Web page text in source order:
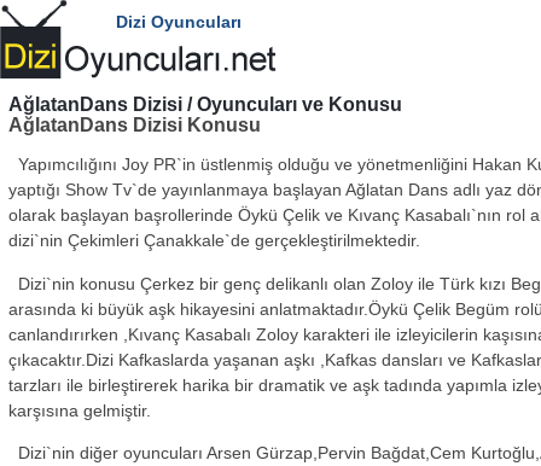
Dizi Oyuncuları
AğlatanDans Dizisi / Oyuncuları ve Konusu
AğlatanDans Dizisi Konusu
Yapımcılığını Joy PR`in üstlenmiş olduğu ve yönetmenliğini Hakan
yaptığı Show Tv`de yayınlanmaya başlayan Ağlatan Dans adlı yaz
olarak başlayan başrollerinde Öykü Çelik ve Kıvanç Kasabalı`nın rol
dizi`nin Çekimleri Çanakkale`de gerçekleştirilmektedir.
Dizi`nin konusu Çerkez bir genç delikanlı olan Zoloy ile Türk kızı
arasında ki büyük aşk hikayesini anlatmaktadır.Öykü Çelik Begüm
canlandırırken ,Kıvanç Kasabalı Zoloy karakteri ile izleyicilerin
çıkacaktır.Dizi Kafkaslarda yaşanan aşkı ,Kafkas dansları ve
tarzları ile birleştirerek harika bir dramatik ve aşk tadında yapımla
karşısına gelmiştir.
Dizi`nin diğer oyuncuları Arsen Gürzap,Pervin Bağdat,Cem